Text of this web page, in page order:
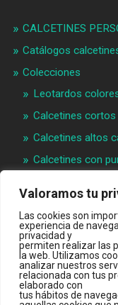
Valoramos tu
Las cookies son
experiencia de
privacidad y
permiten realizar las
la web. Utilizamos
analizar nuestros
relacionada con tus
elaborado con
tus hábitos de
CALCETINES
Catálogos
Colecciones
Leotardos
Calcetines cortos
Calcetines altos
Calcetines con
Materias primeras
Videos
Quiénes somos
Contacto
INTRANET B2B